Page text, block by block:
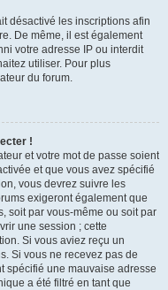
désactivé les inscriptions afin
De même, il est également
votre adresse IP ou interdit
utiliser. Pour plus
du forum.
!
et votre mot de passe soient
et que vous avez spécifié
vous devrez suivre les
exigeront également que
soit par vous-même ou soit par
une session ; cette
Si vous aviez reçu un
Si vous ne recevez pas de
spécifié une mauvaise adresse
a été filtré en tant que